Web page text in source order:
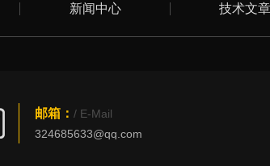
新闻中心 技术文章
邮箱： / E-Mail
324685633@qq.com